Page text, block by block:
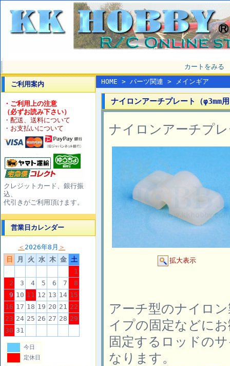
カートをみる
ご利用案内
・ご利用上の注意
（必ずお読み下さい）
・配送、送料について
・お支払いについて
クレジットカード、銀行振
込、
代引きがご利用頂けます。
営業日カレンダー
＜ 2026年8月 ＞
日
月 火 水 木 金 土
1
2
3 4 5 6 7
8
9 10 11 12 13 14 15
16 17 18 19 20 21 22
23 24 25 26 27 28 29
30 31
今日
定休日
HOME > パーツ関連 > メインギア
ナイロンアーチプレート（
ナイロンアーチプ
拡大表示
アーチ型のナイロ
イプの固定などに
固定するロッドの
なります。